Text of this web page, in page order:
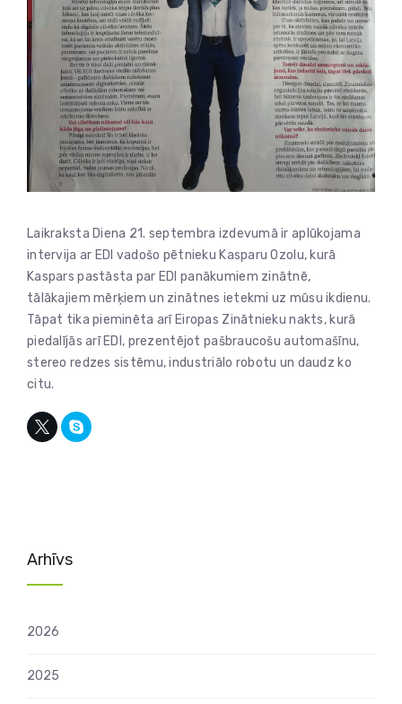
Laikraksta Diena 21. septembra izdevumā ir aplūkojama
intervija ar EDI vadošo pētnieku Kasparu Ozolu, kurā
Kaspars pastāsta par EDI panākumiem zinātnē,
tālākajiem mērķiem un zinātnes ietekmi uz mūsu ikdienu.
Tāpat tika pieminēta arī Eiropas Zinātnieku nakts, kurā
piedalījās arī EDI, prezentējot pašbraucošu automašīnu,
stereo redzes sistēmu, industriālo robotu un daudz ko
citu.
Arhīvs
2026
2025